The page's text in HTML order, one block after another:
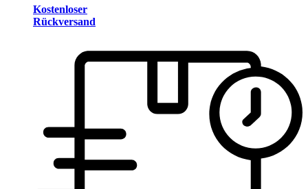
Kostenloser
Rückversand